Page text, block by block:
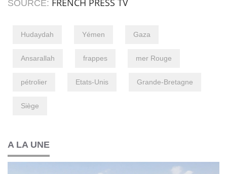
SOURCE: FRENCH PRESS TV
Hudaydah Yémen Gaza
Ansarallah frappes mer Rouge
pétrolier Etats-Unis Grande-Bretagne
Siège
A LA UNE